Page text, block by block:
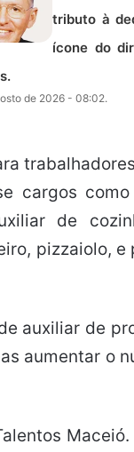
tributo à
ícone do
de 2026 - 08:02.
cargos
de
pizzaiolo,
auxiliar de
aumentar o